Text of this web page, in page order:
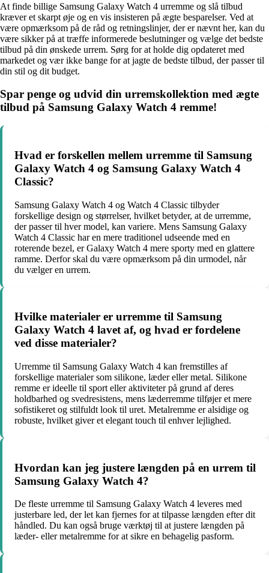
At finde billige Samsung Galaxy Watch 4 urremme og slå tilbud
kræver et skarpt øje og en vis insisteren på ægte besparelser. Ved at
være opmærksom på de råd og retningslinjer, der er nævnt her, kan du
være sikker på at træffe informerede beslutninger og vælge det bedste
tilbud på din ønskede urrem. Sørg for at holde dig opdateret med
markedet og vær ikke bange for at jagte de bedste tilbud, der passer til
din stil og dit budget.
Spar penge og udvid din urremskollektion med ægte
tilbud på Samsung Galaxy Watch 4 remme!
Hvad er forskellen mellem urremme til Samsung
Galaxy Watch 4 og Samsung Galaxy Watch 4
Classic?
Samsung Galaxy Watch 4 og Watch 4 Classic tilbyder
forskellige design og størrelser, hvilket betyder, at de urremme,
der passer til hver model, kan variere. Mens Samsung Galaxy
Watch 4 Classic har en mere traditionel udseende med en
roterende bezel, er Galaxy Watch 4 mere sporty med en glattere
ramme. Derfor skal du være opmærksom på din urmodel, når
du vælger en urrem.
Hvilke materialer er urremme til Samsung
Galaxy Watch 4 lavet af, og hvad er fordelene
ved disse materialer?
Urremme til Samsung Galaxy Watch 4 kan fremstilles af
forskellige materialer som silikone, læder eller metal. Silikone
remme er ideelle til sport eller aktiviteter på grund af deres
holdbarhed og svedresistens, mens læderremme tilføjer et mere
sofistikeret og stilfuldt look til uret. Metalremme er alsidige og
robuste, hvilket giver et elegant touch til enhver lejlighed.
Hvordan kan jeg justere længden på en urrem til
Samsung Galaxy Watch 4?
De fleste urremme til Samsung Galaxy Watch 4 leveres med
justerbare led, der let kan fjernes for at tilpasse længden efter dit
håndled. Du kan også bruge værktøj til at justere længden på
læder- eller metalremme for at sikre en behagelig pasform.